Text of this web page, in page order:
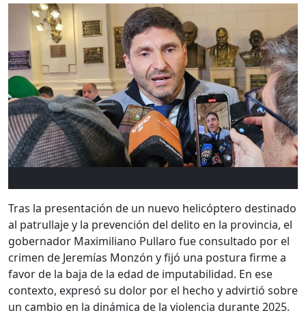
Tras la presentación de un nuevo helicóptero destinado
al patrullaje y la prevención del delito en la provincia, el
gobernador Maximiliano Pullaro fue consultado por el
crimen de Jeremías Monzón y fijó una postura firme a
favor de la baja de la edad de imputabilidad. En ese
contexto, expresó su dolor por el hecho y advirtió sobre
un cambio en la dinámica de la violencia durante 2025.